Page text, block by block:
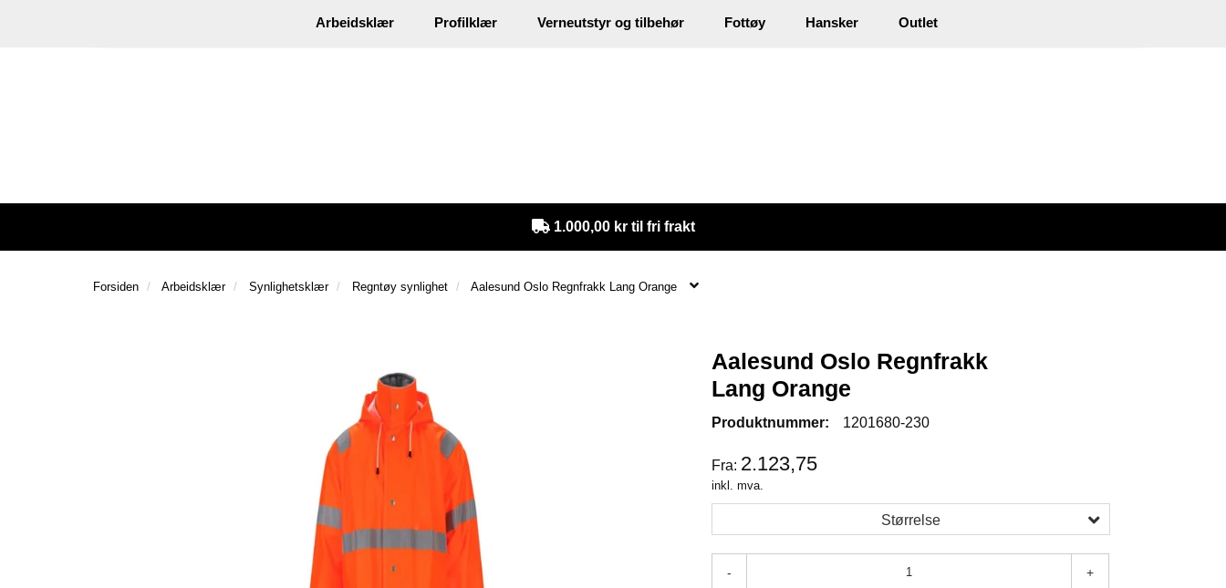
inkl. mva. Min side
Arbeidsklær Profilklær Verneutstyr og tilbehør Fottøy Hansker Outlet
1.000,00 kr til fri frakt
Forsiden Arbeidsklær Synlighetsklær Regntøy synlighet Aalesund Oslo Regnfrakk Lang Orange
Aalesund Oslo Regnfrakk
Lang Orange
Produktnummer: 1201680-230
Fra: 2.123,75
inkl. mva.
Størrelse
- +